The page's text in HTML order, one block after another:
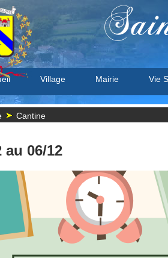
Village Mairie Vie
Cantine
au 06/12